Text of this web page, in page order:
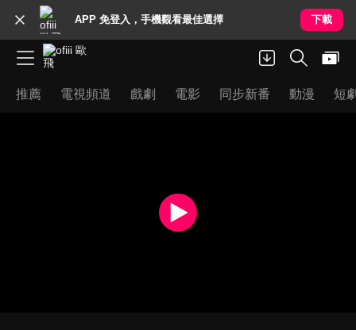
APP 免登入，手機觀看最佳選擇 下載
推薦 電視頻道 戲劇 電影 同步新番 動漫 短